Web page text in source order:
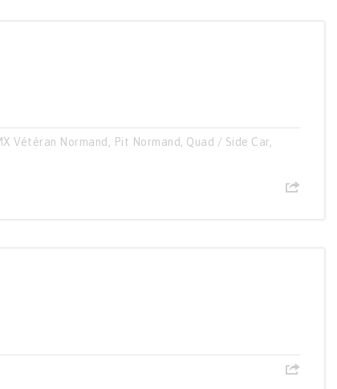
Vétéran Normand , Pit Normand, Quad / Side Car,